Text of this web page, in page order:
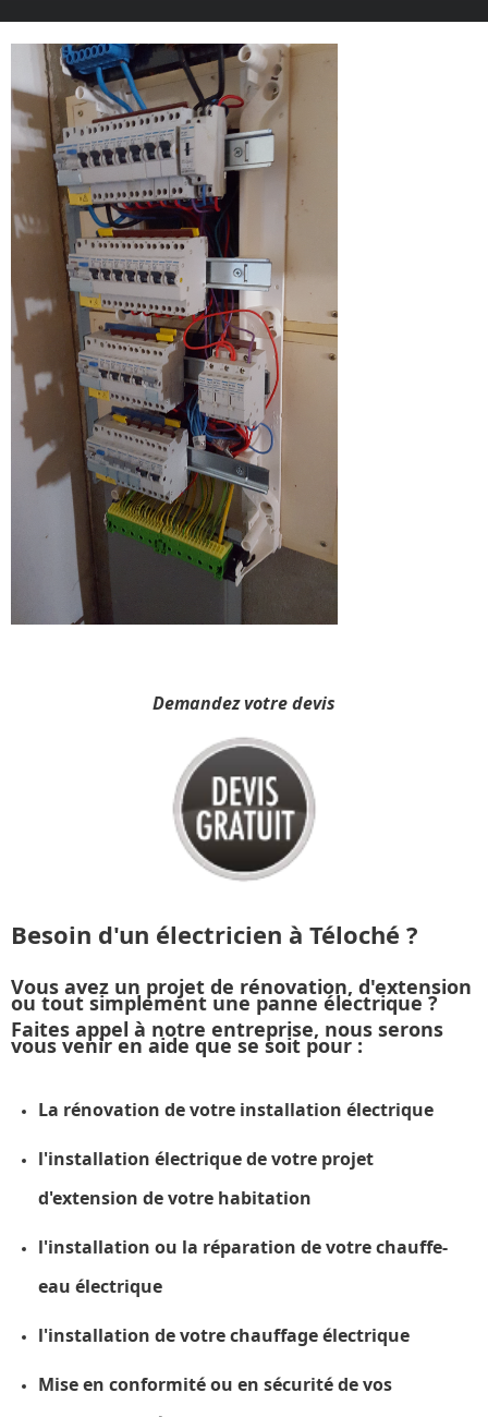
Demandez votre devis
Besoin d'un électricien à Téloché ?
Vous avez un projet de rénovation, d'extension
ou tout simplement une panne électrique ?
Faites appel à notre entreprise, nous serons
vous venir en aide que se soit pour :
La rénovation de votre installation électrique
l'installation électrique de votre projet
d'extension de votre habitation
l'installation ou la réparation de votre chauffe-
eau électrique
l'installation de votre chauffage électrique
Mise en conformité ou en sécurité de vos